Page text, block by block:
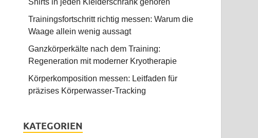
Trainingsfortschritt richtig messen: Warum die
Waage allein wenig aussagt
Ganzkörperkälte nach dem Training:
Regeneration mit moderner Kryotherapie
Körperkomposition messen: Leitfaden für
präzises Körperwasser-Tracking
KATEGORIEN